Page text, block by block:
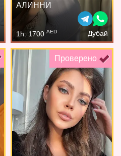
АЛИННИ
1h: 1700 AED Дубай
Проверено